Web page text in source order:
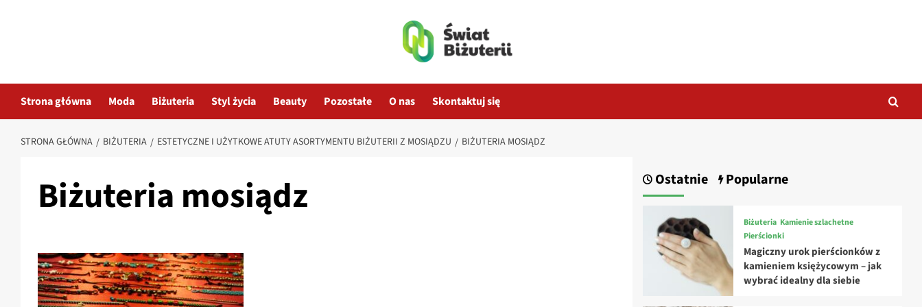
Strona główna Moda Biżuteria Styl życia Beauty Pozostałe O nas Skontaktuj się
STRONA GŁÓWNA BIŻUTERIA ESTETYCZNE I UŻYTKOWE ATUTY ASORTYMENTU BIŻUTERII Z MOSIĄDZU BIŻUTERIA MOSIĄDZ
Biżuteria mosiądz Ostatnie Popularne
Biżuteria Kamienie szlachetne
Pierścionki
Magiczny urok pierścionków z
kamieniem księżycowym – jak
wybrać idealny dla siebie